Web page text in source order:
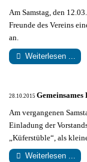
Am Samstag, den
Freunde des Vereins
an.
Weiterlesen ...
28.10.2015 Gemeinsames
Am vergangenen
Einladung der
„Küferstüble“, als
Weiterlesen ...